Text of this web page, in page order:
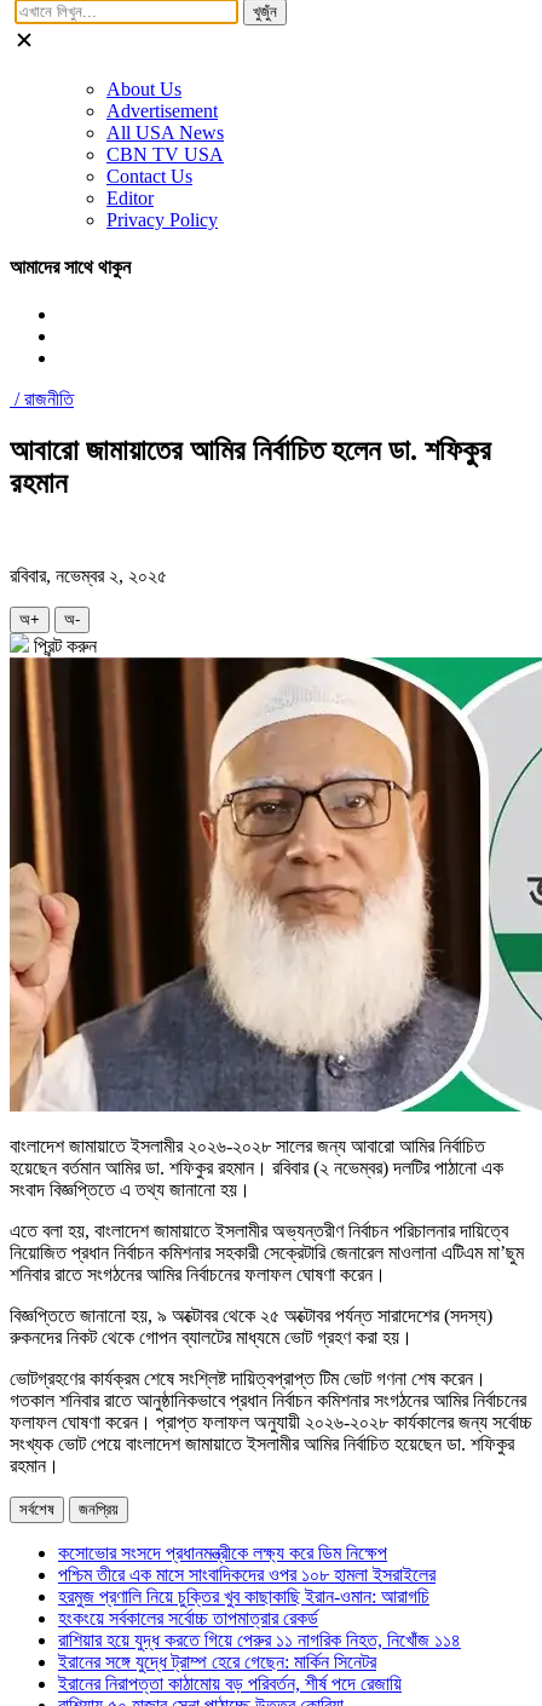
খুজুঁন
About Us
Advertisement
All USA News
CBN TV USA
Contact Us
Editor
Privacy Policy
আমাদের সাথে থাকুন
/রাজনীতি
আবারো জামায়াতের আমির নির্বাচিত হলেন ডা. শফিকুর
রহমান
রবিবার, নভেম্বর ২, ২০২৫
অ+ অ-
প্রিন্ট করুন
বাংলাদেশ জামায়াতে ইসলামীর ২০২৬-২০২৮ সালের জন্য আবারো আমির নির্বাচিত
হয়েছেন বর্তমান আমির ডা. শফিকুর রহমান। রবিবার (২ নভেম্বর) দলটির পাঠানো এক
সংবাদ বিজ্ঞপ্তিতে এ তথ্য জানানো হয়।
এতে বলা হয়, বাংলাদেশ জামায়াতে ইসলামীর অভ্যন্তরীণ নির্বাচন পরিচালনার দায়িত্বে
নিয়োজিত প্রধান নির্বাচন কমিশনার সহকারী সেক্রেটারি জেনারেল মাওলানা এটিএম মা’ছুম
শনিবার রাতে সংগঠনের আমির নির্বাচনের ফলাফল ঘোষণা করেন।
বিজ্ঞপ্তিতে জানানো হয়, ৯ অক্টোবর থেকে ২৫ অক্টোবর পর্যন্ত সারাদেশের (সদস্য)
রুকনদের নিকট থেকে গোপন ব্যালটের মাধ্যমে ভোট গ্রহণ করা হয়।
ভোটগ্রহণের কার্যক্রম শেষে সংশ্লিষ্ট দায়িত্বপ্রাপ্ত টিম ভোট গণনা শেষ করেন।
গতকাল শনিবার রাতে আনুষ্ঠানিকভাবে প্রধান নির্বাচন কমিশনার সংগঠনের আমির নির্বাচনের
ফলাফল ঘোষণা করেন। প্রাপ্ত ফলাফল অনুযায়ী ২০২৬-২০২৮ কার্যকালের জন্য সর্বোচ্চ
সংখ্যক ভোট পেয়ে বাংলাদেশ জামায়াতে ইসলামীর আমির নির্বাচিত হয়েছেন ডা. শফিকুর
রহমান।
সর্বশেষ জনপ্রিয়
কসোভোর সংসদে প্রধানমন্ত্রীকে লক্ষ্য করে ডিম নিক্ষেপ
পশ্চিম তীরে এক মাসে সাংবাদিকদের ওপর ১০৮ হামলা ইসরাইলের
হরমুজ প্রণালি নিয়ে চুক্তির খুব কাছাকাছি ইরান-ওমান: আরাগচি
হংকংয়ে সর্বকালের সর্বোচ্চ তাপমাত্রার রেকর্ড
রাশিয়ার হয়ে যুদ্ধ করতে গিয়ে পেরুর ১১ নাগরিক নিহত, নিখোঁজ ১১৪
ইরানের সঙ্গে যুদ্ধে ট্রাম্প হেরে গেছেন: মার্কিন সিনেটর
ইরানের নিরাপত্তা কাঠামোয় বড় পরিবর্তন, শীর্ষ পদে রেজায়ি